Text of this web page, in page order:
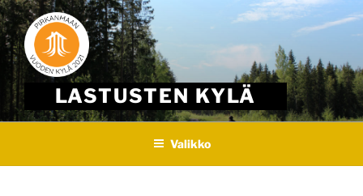
Skip
to
content
LASTUSTEN KYLÄ
Valikko